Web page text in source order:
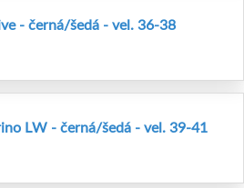
- černá/šedá - vel. 36-38
LW - černá/šedá - vel. 39-41